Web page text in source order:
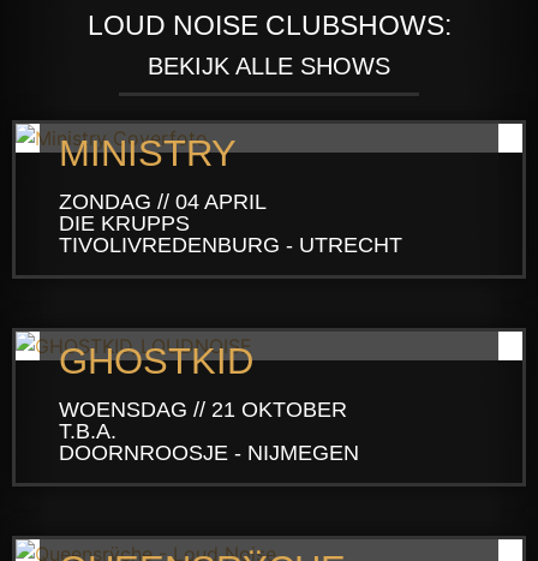
LOUD NOISE CLUBSHOWS:
BEKIJK ALLE SHOWS
MINISTRY
ZONDAG // 04 APRIL
DIE KRUPPS
TIVOLIVREDENBURG - UTRECHT
GHOSTKID
WOENSDAG // 21 OKTOBER
T.B.A.
DOORNROOSJE - NIJMEGEN